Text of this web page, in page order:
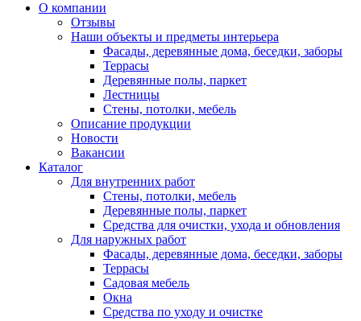
О компании
Отзывы
Наши объекты и предметы интерьера
Фасады, деревянные дома, беседки, заборы
Террасы
Деревянные полы, паркет
Лестницы
Стены, потолки, мебель
Описание продукции
Новости
Вакансии
Каталог
Для внутренних работ
Стены, потолки, мебель
Деревянные полы, паркет
Средства для очистки, ухода и обновления
Для наружных работ
Фасады, деревянные дома, беседки, заборы
Террасы
Садовая мебель
Окна
Средства по уходу и очистке